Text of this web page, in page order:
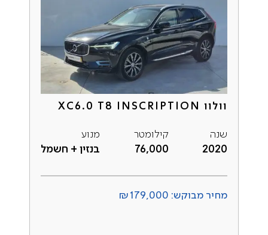
וולוו XC6.0 T8 INSCRIPTION
שנה
2020
קילומטר
76,000
מנוע
בנזין + חשמל
מחיר מבוקש: ₪179,000